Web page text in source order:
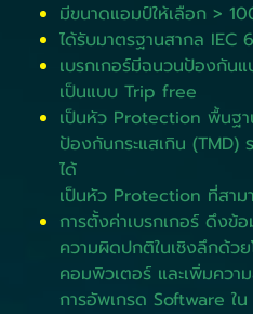
มีขนาดแอมป์ให้เลือก >
ได้รับมาตรฐานสากล IEC
เบรกเกอร์มีฉนวนป้องกัน
เป็นแบบ Trip free
เป็นหัว Protection พื้นฐา
ป้องกันกระแสเกิน (TMD)
ได้
เป็นหัว Protection ที่สาม
การตั้งค่าเบรกเกอร์ ดึงข้
ความผิดปกติในเชิงลึกด้ว
คอมพิวเตอร์ และเพิ่มควา
การอัพเกรด Software